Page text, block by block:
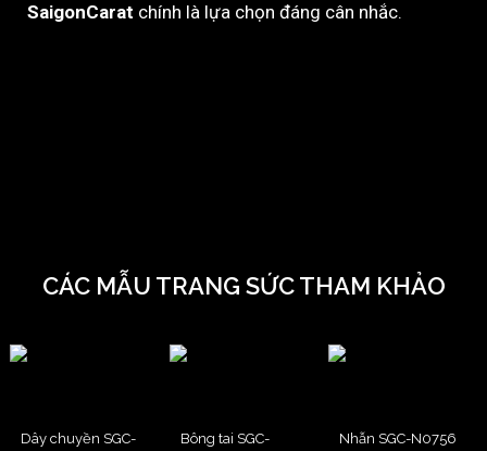
SaigonCarat chính là lựa chọn đáng cân nhắc.
CÁC MẪU TRANG SỨC THAM KHẢO
Dây chuyền SGC-
Bông tai SGC-
Nhẫn SGC-N0756